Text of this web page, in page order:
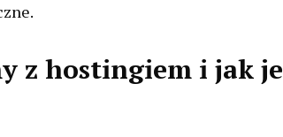
z hostingiem i jak je